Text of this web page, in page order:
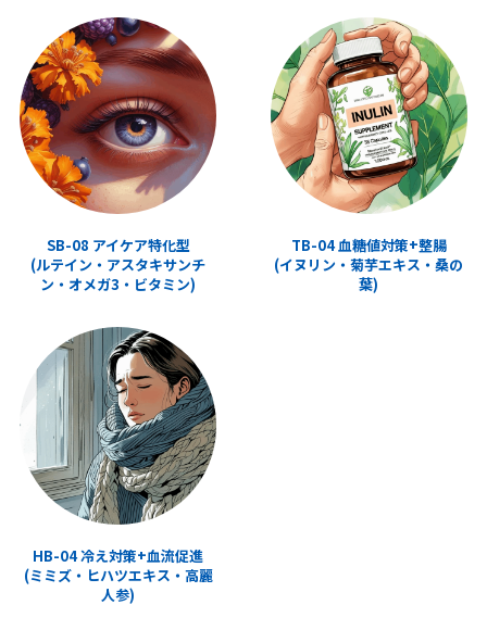
SB-08 アイケア特化型
(ルテイン・アスタキサンチ
ン・オメガ3・ビタミン)
TB-04 血糖値対策+整腸
(イヌリン・菊芋エキス・桑の
葉)
HB-04 冷え対策+血流促進
(ミミズ・ヒハツエキス・高麗
人参)